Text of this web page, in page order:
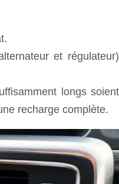
et régulateur)
longs soient
recharge complète.